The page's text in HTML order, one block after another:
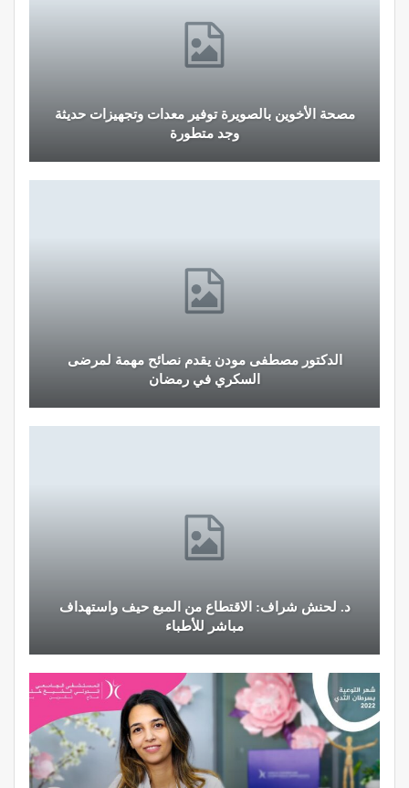
مصحة الأخوين بالصويرة توفير معدات وتجهيزات حديثة
وجد متطورة
الدكتور مصطفى مودن يقدم نصائح مهمة لمرضى
السكري في رمضان
د. لحنش شراف: الاقتطاع من المبع حيف واستهداف
مباشر للأطباء